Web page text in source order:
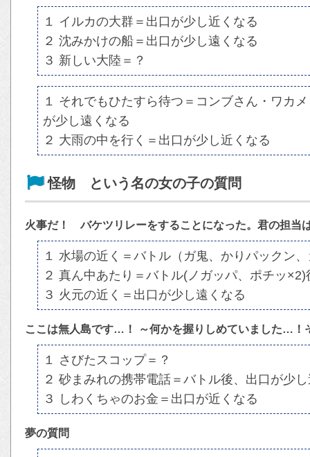
１ イルカの大群＝出口が少し近くなる
２ 沈みかけの船＝出口が少し遠くなる
３ 新しい大陸＝？
１ それでもひたすら待つ＝コンブさん・ワカ
が少し遠くなる
２ 大雨の中を行く＝出口が少し近くなる
怪物 という名の女の子の質問
火事だ！ バケツリレーをすることになった。君の担当
１ 水場の近く＝バトル（ガ鬼、かりパックン
２ 真ん中あたり＝バトル(ノガッパ、ポチッ
３ 火元の近く＝出口が少し遠くなる
ここは無人島です…！ ～何かを握りしめていました…！
１ さびたスコップ＝？
２ 砂まみれの携帯電話＝バトル後、出口が少
３ しわくちゃのお金＝出口が近くなる
夢の質問